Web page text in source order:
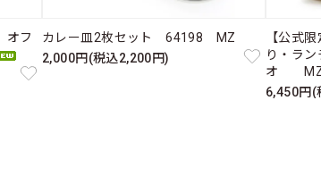
オフ
カレー皿2枚セット 64198 MZ
2,000円(税込2,200円)
【公式
り・ラ
オ
6,450円(